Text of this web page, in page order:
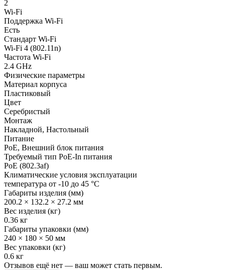
2
Wi-Fi
Поддержка Wi-Fi
Есть
Стандарт Wi-Fi
Wi-Fi 4 (802.11n)
Частота Wi-Fi
2.4 GHz
Физические параметры
Материал корпуса
Пластиковый
Цвет
Серебристый
Монтаж
Накладной, Настольный
Питание
PoE, Внешний блок питания
Требуемый тип PoE-In питания
PoE (802.3af)
Климатические условия эксплуатации
температура от -10 до 45 °C
Габариты изделия (мм)
200.2 × 132.2 × 27.2 мм
Вес изделия (кг)
0.36 кг
Габариты упаковки (мм)
240 × 180 × 50 мм
Вес упаковки (кг)
0.6 кг
Отзывов ещё нет — ваш может стать первым.